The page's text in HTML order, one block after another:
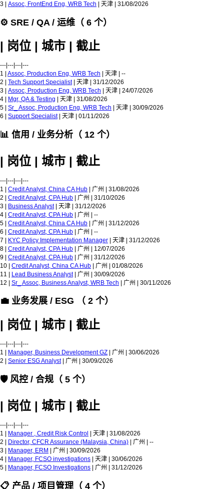
3 | Assoc, FrontEnd Eng, WRB Tech | 天津 | 31/08/2026
⚙️ SRE / QA / 运维（ 6 个）
| 岗位 | 城市 | 截止
---|---|---|---
1 | Assoc, Production Eng, WRB Tech | 天津 | --
2 | Tech Support Specialist| 天津 | 31/12/2026
3 | Assoc, Production Eng, WRB Tech | 天津 | 24/07/2026
4 |
Mgr, QA & Testing | 天津 | 31/08/2026
5 | Sr_ Assoc, Production Eng, WRB Tech | 天津 | 30/09/2026
6 | Support Specialist| 天津 | 01/11/2026
📊 信用 / 业务分析（ 12 个）
| 岗位 | 城市 | 截止
---|---|---|---
1 | Credit Analyst, China CA Hub | 广州 | 31/08/2026
2 | Credit Analyst, CPA Hub | 广州 | 31/10/2026
3 | Business Analyst| 天津 | 31/12/2026
4 | Credit Analyst, CPA Hub | 广州 | --
5 | Credit Analyst, China CA Hub | 广州 | 31/12/2026
6 | Credit Analyst, CPA Hub | 广州 | --
7 | KYC Policy Implementation Manager | 天津 | 31/12/2026
8 | Credit Analyst, CPA Hub | 广州 | 12/07/2026
9 | Credit Analyst, CPA Hub | 广州 | 31/12/2026
10 | Credit Analyst, China CA Hub | 广州 | 01/08/2026
11 | Lead Business Analyst| 广州 | 30/09/2026
12 | Sr_ Assoc, Business Analyst, WRB Tech | 广州 | 30/11/2026
💼 业务发展 / ESG （ 2 个）
| 岗位 | 城市 | 截止
---|---|---|---
1 | Manager, Business Development GZ | 广州 | 30/06/2026
2 | Senior ESG Analyst| 广州 | 30/09/2026
🛡️ 风控 / 合规（ 5 个）
| 岗位 | 城市 | 截止
---|---|---|---
1 | Manager , Credit Risk Control | 天津 | 31/08/2026
2 | Director, CFCR Assurance (Malaysia, China) | 广州 | --
3 | Manager, ERM | 广州 | 30/09/2026
4 | Manager, FCSO investigations | 天津 | 30/06/2026
5 | Manager, FCSO Investigations | 广州 | 31/12/2026
📋 产品 / 项目管理（ 4 个）